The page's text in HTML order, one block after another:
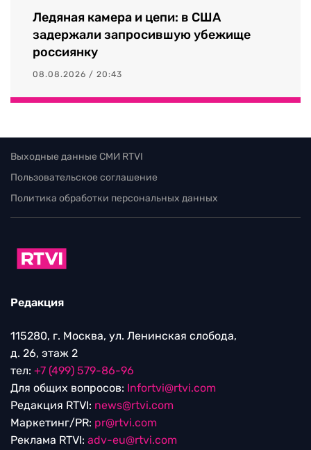
Ледяная камера и цепи: в США
задержали запросившую убежище
россиянку
08.08.2026 / 20:43
Выходные данные СМИ RTVI
Пользовательское соглашение
Политика обработки персональных данных
Редакция
115280, г. Москва, ул. Ленинская слобода,
д. 26, этаж 2
тел: +7 (499) 579-86-96
Для общих вопросов: Infortvi@rtvi.com
Редакция RTVI: news@rtvi.com
Маркетинг/PR: pr@rtvi.com
Реклама RTVI: adv-eu@rtvi.com